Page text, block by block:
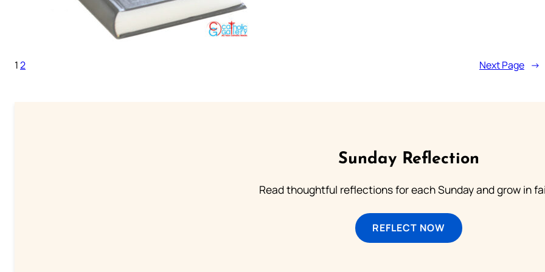
12 Next Page →
Sunday Reflection
Read thoughtful reflections for each Sunday and grow in
REFLECT NOW